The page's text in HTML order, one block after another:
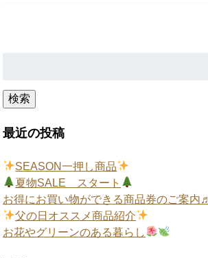
検索
最近の投稿
SEASON一押し商品
夏物SALE スタート
お得にお買い物ができる商品券のご案内♬
父の日オススメ商品紹介
お花やグリーンのある暮らし